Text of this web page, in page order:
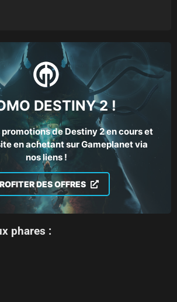
DESTINY 2 !
de Destiny 2 en cours et
en achetant sur Gameplanet via
nos liens !
DES OFFRES
phares :